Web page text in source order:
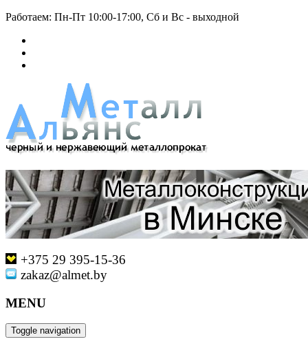
Работаем: Пн-Пт 10:00-17:00, Сб и Вс - выходной
+375 29 395-15-36
zakaz@almet.by
MENU
Toggle navigation